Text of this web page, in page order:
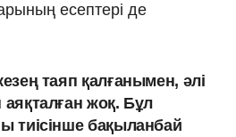
есептері де
таяп қалғанымен, әлі
жоқ. Бұл
тиісінше бақыланбай